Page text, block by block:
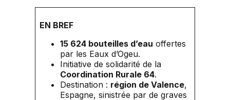
EN BREF
15 624 bouteilles d’eau offertes
par les Eaux d’Ogeu.
Initiative de solidarité de la
Coordination Rurale 64.
Destination : région de Valence,
Espagne, sinistrée par de graves